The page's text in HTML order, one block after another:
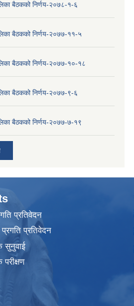
बैठकको निर्णय-२०७८-१-६
बैठकको निर्णय-२०७७-११-५
बैठकको निर्णय-२०७७-१०-१८
बैठकको निर्णय-२०७७-९-६
बैठकको निर्णय-२०७७-७-१९
प्रतिवेदन
प्रतिवेदन
सुनुवाई
परीक्षण